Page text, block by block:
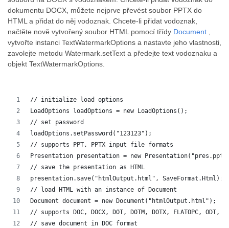
dokumentu DOCX, můžete nejprve převést soubor PPTX do
HTML a přidat do něj vodoznak. Chcete-li přidat vodoznak,
načtěte nově vytvořený soubor HTML pomocí třídy Document
vytvořte instanci TextWatermarkOptions a nastavte jeho vlastnosti,
zavolejte metodu Watermark.setText a předejte text vodoznaku a
objekt TextWatermarkOptions.
// initialize load options
LoadOptions loadOptions = new LoadOptions();
// set password
loadOptions.setPassword("123123");
// supports PPT, PPTX input file formats
Presentation presentation = new
// save the presentation as HTML
presentation.save("htmlOutput.html", SaveFormat.Html);
// load HTML with an instance of Document
Document document = new Document("htmlOutput.html");
// supports DOC, DOCX, DOT, DOTM, DOTX, FLATOPC,
// save document in DOC format